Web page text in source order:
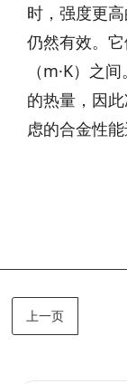
时，强度更
仍然有效。
（m·K）之
的热量，因
虑的合金性能
上一页